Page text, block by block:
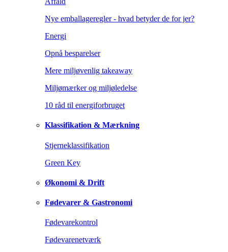
Nye emballageregler - hvad betyder de for jer?
Energi
Opnå besparelser
Mere miljøvenlig takeaway
Miljømærker og miljøledelse
10 råd til energiforbruget
Klassifikation & Mærkning
Stjerneklassifikation
Green Key
Økonomi & Drift
Fødevarer & Gastronomi
Fødevarekontrol
Fødevarenetværk